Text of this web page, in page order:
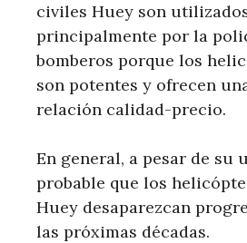
civiles Huey son
principalmente por la
bomberos porque los
son potentes y ofrecen
relación calidad-precio.
En general, a pesar de su
probable que los
Huey desaparezcan
las próximas décadas.